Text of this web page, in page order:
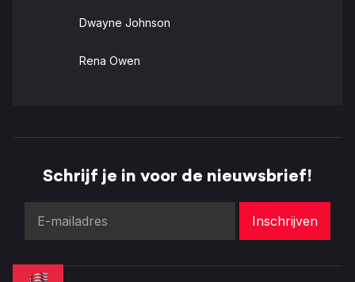
Dwayne Johnson
Rena Owen
Schrijf je in voor de nieuwsbrief!